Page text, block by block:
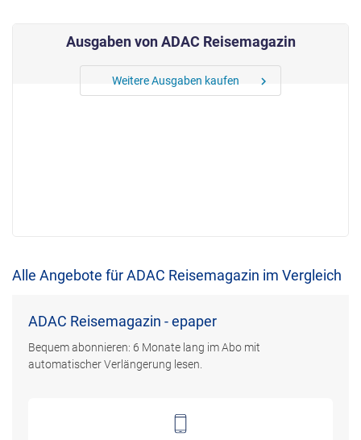
Ausgaben von ADAC Reisemagazin
Weitere Ausgaben kaufen chevron_right
Alle Angebote für ADAC Reisemagazin im Vergleich
ADAC Reisemagazin - epaper
Bequem abonnieren: 6 Monate lang im Abo mit
automatischer Verlängerung lesen.